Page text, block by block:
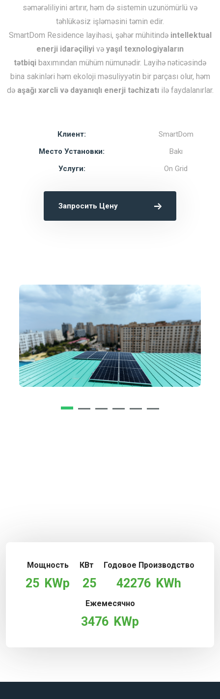
səmərəliliyini artırır, həm də sistemin uzunömürlü və
təhlükəsiz işləməsini təmin edir.
SmartDom Residence layihəsi, şəhər mühitində intellektual
enerji idarəçiliyi və yaşıl texnologiyaların
tətbiqi baxımından mühüm nümunədir. Layihə nəticəsində
bina sakinləri həm ekoloji məsuliyyətin bir parçası olur, həm
də aşağı xərcli və dayanıqlı enerji təchizatıilə faydalanırlar.
Клиент:
SmartDom
Место Установки:
Bakı
Услуги:
On Grid
Запросить Цену
Мощность
25 KWp
КВт
25
Годовое Производство
42276 KWh
Ежемесячно
3476 KWp